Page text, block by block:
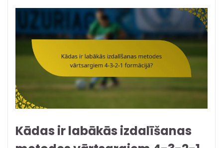
Kādas ir labākās izdalīšanas